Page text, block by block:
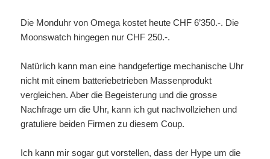
Die Monduhr von Omega kostet heute CHF 6’350.-. Die
Moonswatch hingegen nur CHF 250.-.
Natürlich kann man eine handgefertige mechanische Uhr
nicht mit einem batteriebetrieben Massenprodukt
vergleichen. Aber die Begeisterung und die grosse
Nachfrage um die Uhr, kann ich gut nachvollziehen und
gratuliere beiden Firmen zu diesem Coup.
Ich kann mir sogar gut vorstellen, dass der Hype um die